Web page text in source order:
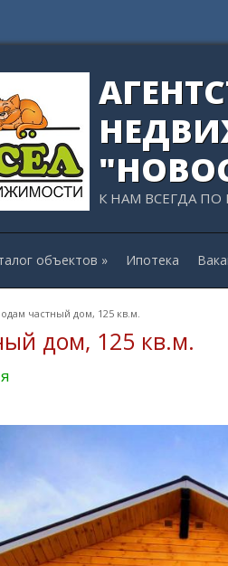
К НАМ ВСЕГДА ПО
объектов » Ипотека
частный дом, 125 кв.м.
дом, 125 кв.м.